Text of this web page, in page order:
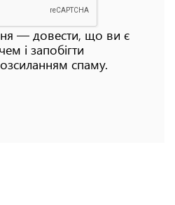
— довести, що ви є
і запобігти
спаму.